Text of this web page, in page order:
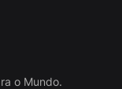
o Mundo.